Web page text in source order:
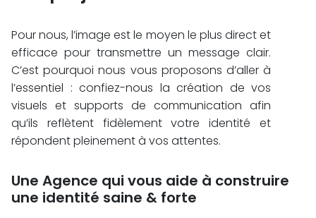
Pour nous, l’image est le moyen le plus direct et
efficace pour transmettre un message clair.
C’est pourquoi nous vous proposons d’aller à
l’essentiel : confiez-nous la création de vos
visuels et supports de communication afin
qu’ils reflètent fidèlement votre identité et
répondent pleinement à vos attentes.
Une Agence qui vous aide à construire
une identité saine & forte